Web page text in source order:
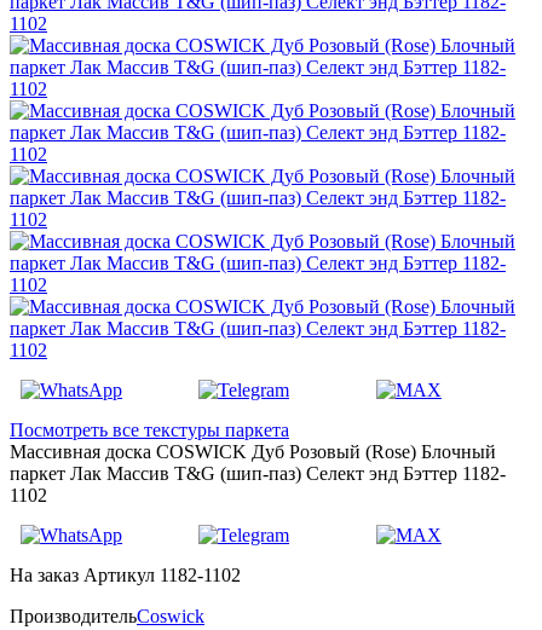
Посмотреть все текстуры паркета
Массивная доска COSWICK Дуб Розовый (Rose) Блочный
паркет Лак Массив T&G (шип-паз) Селект энд Бэттер 1182-
1102
На заказ Артикул 1182-1102
ПроизводительCoswick